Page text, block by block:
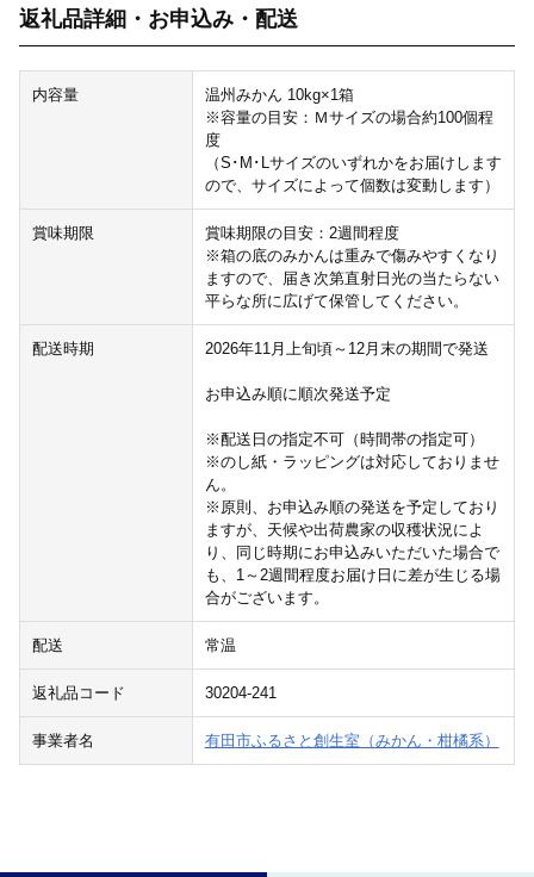
返礼品詳細・お申込み・配送
内容量
温州みかん 10kg×1箱
※容量の目安：Ｍサイズの場合約100個程
度
（S･M･Lサイズのいずれかをお届けします
ので、サイズによって個数は変動します）
賞味期限
賞味期限の目安：2週間程度
※箱の底のみかんは重みで傷みやすくなり
ますので、届き次第直射日光の当たらない
平らな所に広げて保管してください。
配送時期 2026年11月上旬頃～12月末の期間で発送
お申込み順に順次発送予定
※配送日の指定不可（時間帯の指定可）
※のし紙・ラッピングは対応しておりませ
ん。
※原則、お申込み順の発送を予定しており
ますが、天候や出荷農家の収穫状況によ
り、同じ時期にお申込みいただいた場合で
も、1～2週間程度お届け日に差が生じる場
合がございます。
配送 常温
返礼品コード 30204-241
事業者名 有田市ふるさと創生室（みかん・柑橘系）